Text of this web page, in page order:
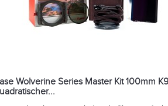
Wolverine Series Master Kit 100mm K9